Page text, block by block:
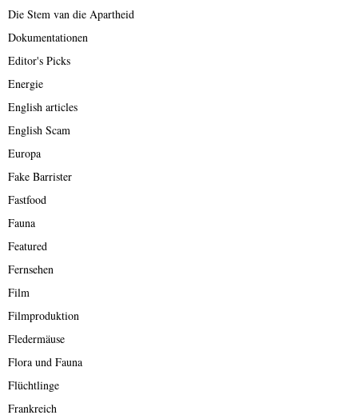
Die Stem van die Apartheid
Dokumentationen
Editor's Picks
Energie
English articles
English Scam
Europa
Fake Barrister
Fastfood
Fauna
Featured
Fernsehen
Film
Filmproduktion
Fledermäuse
Flora und Fauna
Flüchtlinge
Frankreich